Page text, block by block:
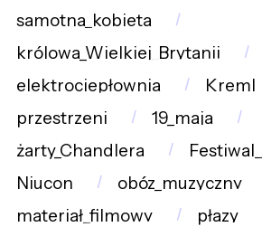
samotna_kobieta
królowa_Wielkiej_Brytanii
elektrociepłownia
Kreml
przestrzeni
19_maja
żarty_Chandlera
Niucon
obóz_muzyczny
materiał_filmowy
płazy